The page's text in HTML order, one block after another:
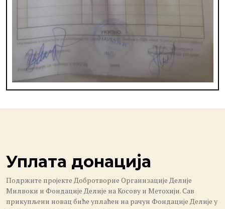
Уплата донација
Подржите пројекте Добротворне Организације Делије
Милвоки и Фондације Делије на Косову и Метохији. Сав
прикупљени новац биће уплаћен на рачун Фондације Делије у